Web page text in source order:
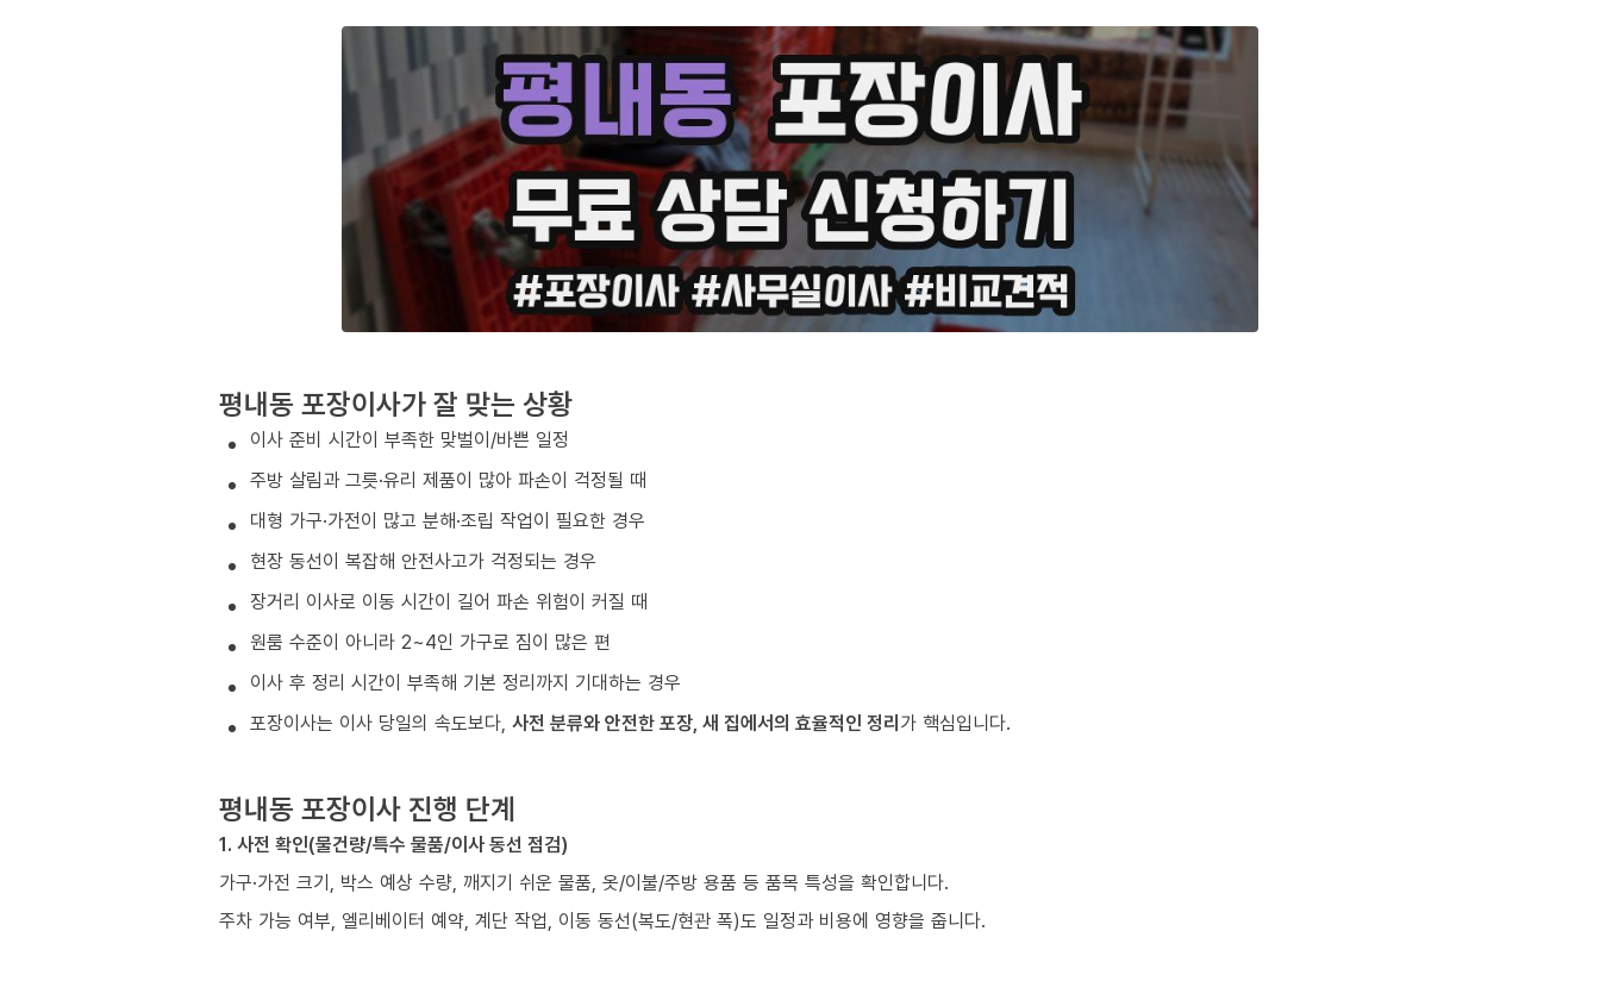
평내동 포장이사가 잘 맞는 상황
이사 준비 시간이 부족한 맞벌이/바쁜 일정
주방 살림과 그릇·유리 제품이 많아 파손이 걱정될 때
대형 가구·가전이 많고 분해·조립 작업이 필요한 경우
현장 동선이 복잡해 안전사고가 걱정되는 경우
장거리 이사로 이동 시간이 길어 파손 위험이 커질 때
원룸 수준이 아니라 2~4인 가구로 짐이 많은 편
이사 후 정리 시간이 부족해 기본 정리까지 기대하는 경우
포장이사는 이사 당일의 속도보다, 사전 분류와 안전한 포장, 새 집에서의 효율적인 정리가 핵심입니다.
평내동 포장이사 진행 단계
1. 사전 확인(물건량/특수 물품/이사 동선 점검)
가구·가전 크기, 박스 예상 수량, 깨지기 쉬운 물품, 옷/이불/주방 용품 등 품목 특성을 확인합니다.
주차 가능 여부, 엘리베이터 예약, 계단 작업, 이동 동선(복도/현관 폭)도 일정과 비용에 영향을 줍니다.